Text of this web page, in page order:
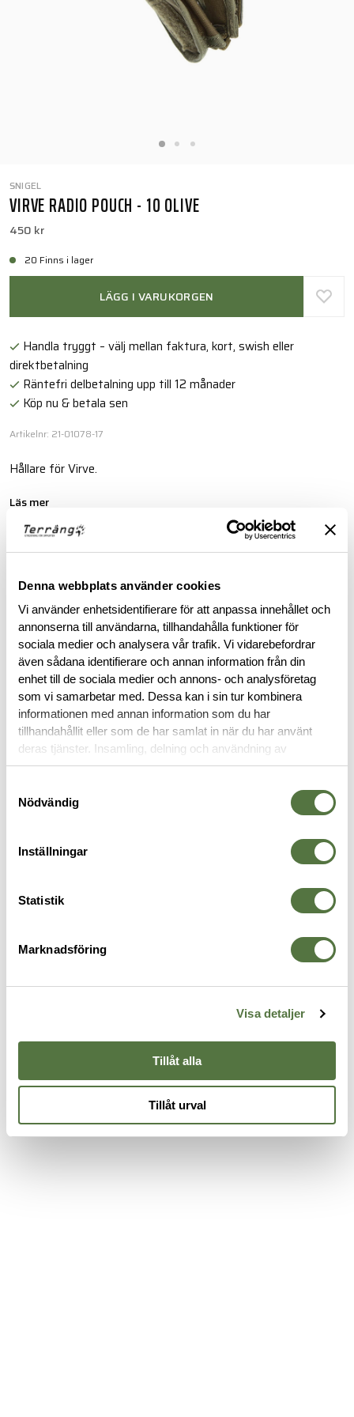
Denna webbplats använder cookies
Vi använder enhetsidentifierare för att anpassa innehållet och
annonserna till användarna, tillhandahålla funktioner för
sociala medier och analysera vår trafik. Vi vidarebefordrar
även sådana identifierare och annan information från din
enhet till de sociala medier och annons- och analysföretag
som vi samarbetar med. Dessa kan i sin tur kombinera
informationen med annan information som du har
tillhandahållit eller som de har samlat in när du har använt
deras tjänster. Insamling, delning och användning av
personuppgifter kan användas för personalisering av
Nödvändig
Inställningar
Statistik
Marknadsföring
Visa detaljer
Tillåt alla
Tillåt urval
SNIGEL
VIRVE RADIO POUCH - 10 OLIVE
450 kr
20 Finns i lager
LÄGG I VARUKORGEN
Handla tryggt – välj mellan faktura, kort, swish eller
direktbetalning
Räntefri delbetalning upp till 12 månader
Köp nu & betala sen
Artikelnr: 21-01078-17
Hållare för Virve.
Läs mer
RECENSIONER
OM VARUMÄRKET
FICKOR & HÅLLARE
TASMANIAN TIGER
Mission Configurable Placard
Ranger Green